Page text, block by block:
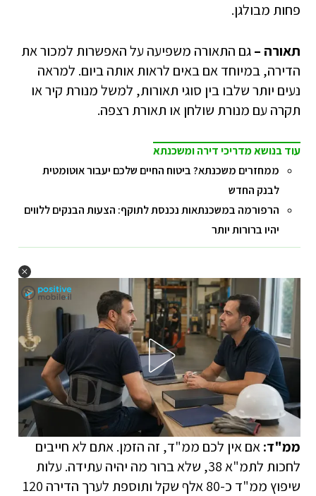
פחות מבולגן.
תאורה –גם התאורה משפיעה על האפשרות למכור את
הדירה, במיוחד אם באים לראות אותה ביום. למראה
נעים יותר שלבו בין סוגי תאורות, למשל מנורת קיר או
תקרה עם מנורת שולחן או תאורת רצפה.
עוד בנושא מדריכי דירה ומשכנתא
ממחזרים משכנתא? ביטוח החיים שלכם יעבור אוטומטית
לבנק החדש
הרפורמה במשכנתאות נכנסת לתוקף: הצעות הבנקים ללווים
יהיו ברורות יותר
ממ"ד:אם אין לכם ממ"ד, זה הזמן. אתם לא חייבים
לחכות לתמ"א 38, שלא ברור מה יהיה עתידה. עלות
שיפוץ ממ"ד כ-80 אלף שקל ותוספת לערך הדירה 120